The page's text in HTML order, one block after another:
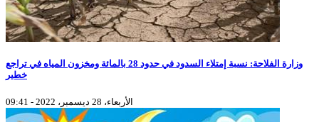
وزارة الفلاحة: نسبة إمتلاء السدود في حدود 28 بالمائة ومخزون المياه في تراجع
خطير
الأربعاء، 28 ديسمبر، 2022 - 09:41